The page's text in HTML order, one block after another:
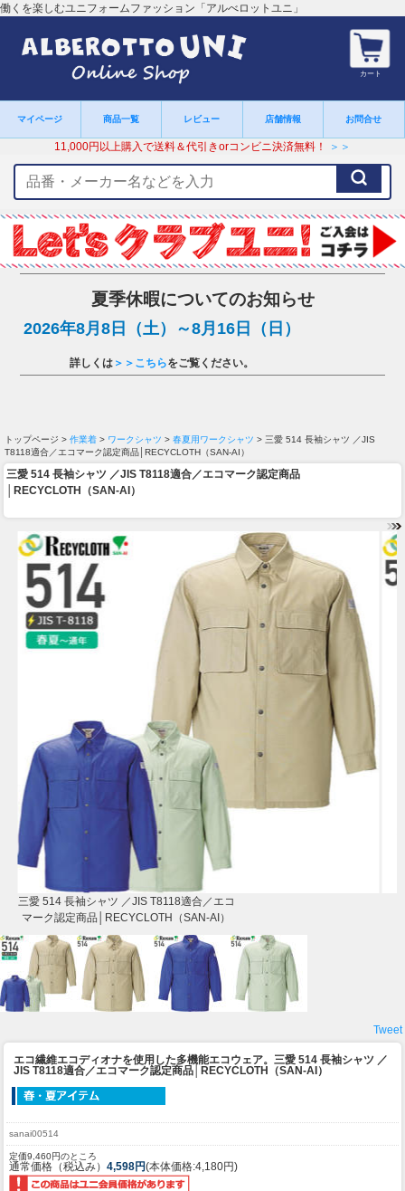
働くを楽しむユニフォームファッション「アルべロットユニ」
カート
マイページ 商品一覧 レビュー 店舗情報 お問合せ
11,000円以上購入で送料＆代引きorコンビニ決済無料！ ＞＞
ー
ワ
ー
ド
夏季休暇についてのお知らせ
2026年8月8日（土）～8月16日（日）
詳しくは ＞＞こちらをご覧ください。
トップページ > 作業着 > ワークシャツ > 春夏用ワークシャツ > 三愛 514 長袖シャツ ／JIS
T8118適合／エコマーク認定商品│RECYCLOTH（SAN-AI）
三愛 514 長袖シャツ ／JIS T8118適合／エコマーク認定商品
│RECYCLOTH（SAN-AI）
三愛 514 長袖シャツ ／JIS T8118適合／エコ
マーク認定商品│RECYCLOTH（SAN-AI）
Tweet
エコ繊維エコディオナを使用した多機能エコウェア。 三愛 514 長袖シャツ ／
JIS T8118適合／エコマーク認定商品│RECYCLOTH（SAN-AI）
sanai00514
定価9,460円のところ
通常価格（税込み） 4,598円(本体価格:4,180円)